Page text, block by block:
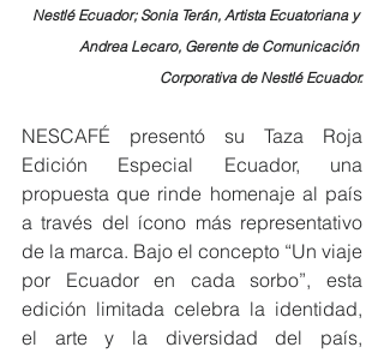
Nestlé Ecuador; Sonia Terán, Artista Ecuatoriana y
Andrea Lecaro, Gerente de Comunicación
Corporativa de Nestlé Ecuador.
NESCAFÉ presentó su Taza Roja
Edición Especial Ecuador, una
propuesta que rinde homenaje al país
a través del ícono más representativo
de la marca. Bajo el concepto “Un viaje
por Ecuador en cada sorbo”, esta
edición limitada celebra la identidad,
el arte y la diversidad del país,